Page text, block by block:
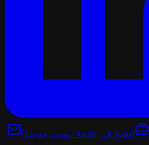
(يفتح في علامة تبويب جديدة)